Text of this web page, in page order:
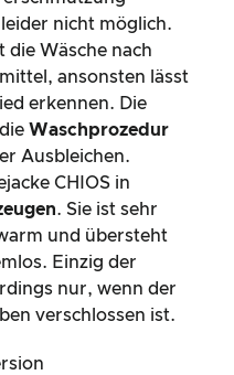
nicht möglich.
die Wäsche nach
ansonsten lässt
erkennen. Die
die Waschprozedur
Ausbleichen.
CHIOS in
. Sie ist sehr
und übersteht
Einzig der
nur, wenn der
verschlossen ist.